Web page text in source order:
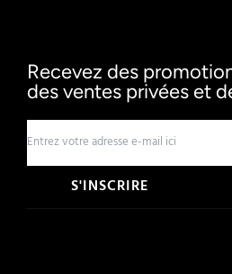
Recevez des
des ventes privées et
S'INSCRIRE